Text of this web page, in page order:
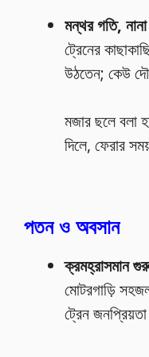
মন্থর গতি, নানা
ট্রেনের
উঠতেন; কেউ
মজার ছলে বলা
দিলে, ফেরার
পতন ও অবসান
ক্রমহ্রাসমান
মোটরগাড়ি
ট্রেন